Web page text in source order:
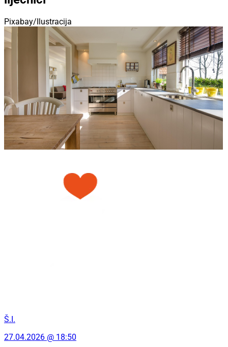
Pixabay/Ilustracija
Š.I.
27.04.2026 @ 18:50